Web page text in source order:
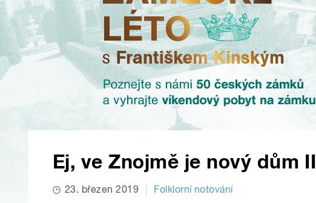
Ej, ve Znojmě je nový dům II
23. březen 2019 Folklorní notování